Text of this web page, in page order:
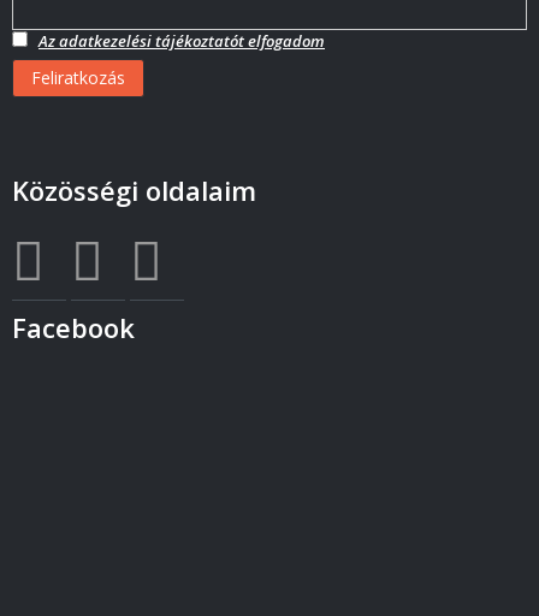
Az adatkezelési tájékoztatót elfogadom
Közösségi oldalaim
Facebook